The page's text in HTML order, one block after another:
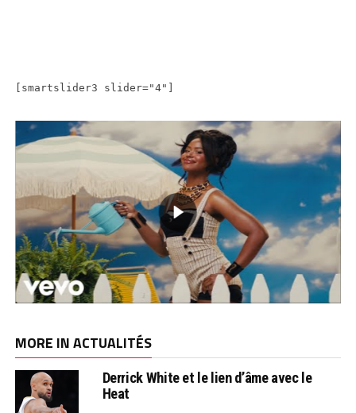
[smartslider3 slider="4"]
MORE IN ACTUALITÉS
Derrick White et le lien d’âme avec le
Heat